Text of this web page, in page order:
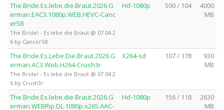
The.Bride.Es.lebe.die.Braut.2026.G
erman.EAC3.1080p.WEB.HEVC-Canc
er58
The Bride! - Es lebe die Braut @ 07.04.2
6 by Cancer58
Hd-1080p 500 / 104
4000
MB
The.Bride.Es.Lebe.Die.Braut.2026.G
erman.AC3.Web.H264-Crush3r
The Bride! - Es lebe die Braut @ 07.04.2
6 by Crush3r
X264-sd 107 / 178
930
MB
The.Bride.Es.lebe.die.Braut.2026.G
erman.WEBRip.DL.1080p.x265.AAC-
Hd-1080p 156 / 118
2630
MB